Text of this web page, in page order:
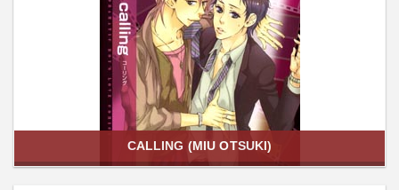
CALLING (MIU OTSUKI)